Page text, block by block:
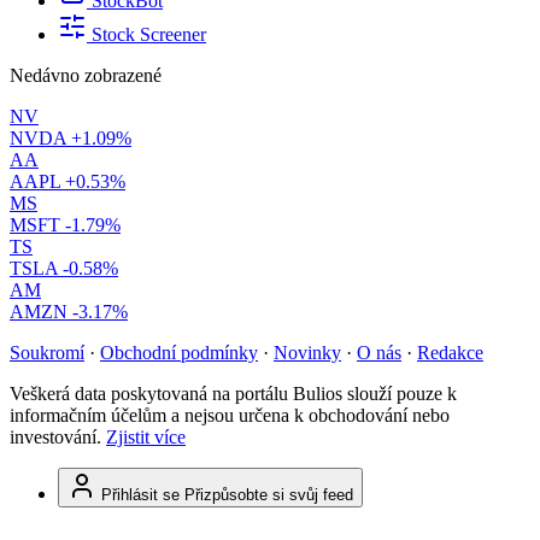
Stock Screener
Nedávno zobrazené
NV
NVDA +1.09%
AA
AAPL +0.53%
MS
MSFT -1.79%
TS
TSLA -0.58%
AM
AMZN -3.17%
Soukromí · Obchodní podmínky · Novinky · O nás · Redakce
Veškerá data poskytovaná na portálu Bulios slouží pouze k
informačním účelům a nejsou určena k obchodování nebo
investování. Zjistit více
Přihlásit se Přizpůsobte si svůj feed